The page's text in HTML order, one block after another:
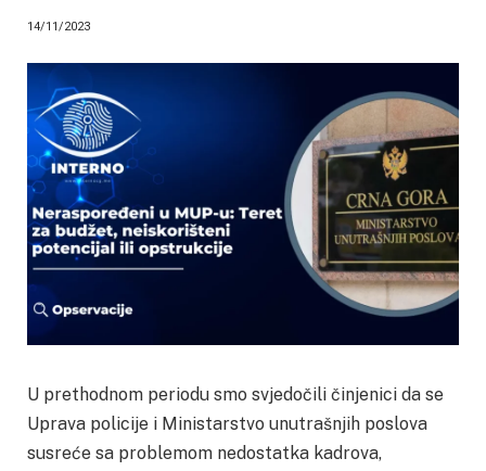
14/11/2023
U prethodnom periodu smo svjedočili činjenici da se
Uprava policije i Ministarstvo unutrašnjih poslova
susreće sa problemom nedostatka kadrova,